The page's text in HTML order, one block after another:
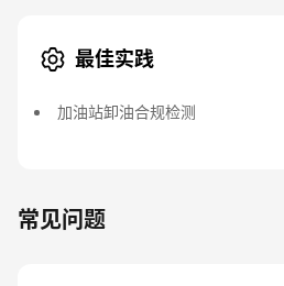
最佳实践
加油站卸油合规检测
常见问题